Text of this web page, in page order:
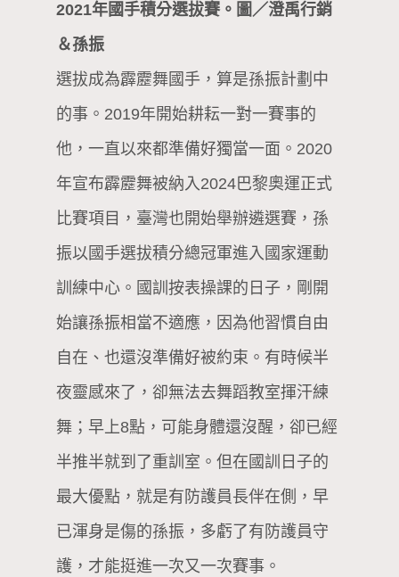
2021年國手積分選拔賽。圖／澄禹行銷
＆孫振
選拔成為霹靂舞國手，算是孫振計劃中
的事。2019年開始耕耘一對一賽事的
他，一直以來都準備好獨當一面。2020
年宣布霹靂舞被納入2024巴黎奧運正式
比賽項目，臺灣也開始舉辦遴選賽，孫
振以國手選拔積分總冠軍進入國家運動
訓練中心。國訓按表操課的日子，剛開
始讓孫振相當不適應，因為他習慣自由
自在、也還沒準備好被約束。有時候半
夜靈感來了，卻無法去舞蹈教室揮汗練
舞；早上8點，可能身體還沒醒，卻已經
半推半就到了重訓室。但在國訓日子的
最大優點，就是有防護員長伴在側，早
已渾身是傷的孫振，多虧了有防護員守
護，才能挺進一次又一次賽事。